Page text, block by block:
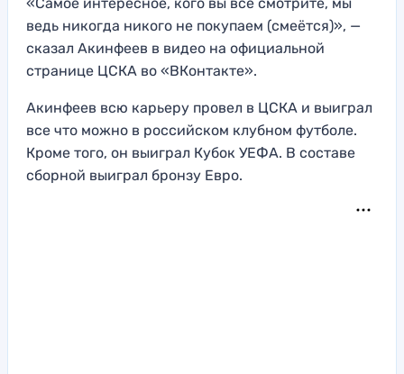
«Самое интересное, кого вы всё смотрите, мы
ведь никогда никого не покупаем (смеётся)», —
сказал Акинфеев в видео на официальной
странице ЦСКА во «ВКонтакте».
Акинфеев всю карьеру провел в ЦСКА и выиграл
все что можно в российском клубном футболе.
Кроме того, он выиграл Кубок УЕФА. В составе
сборной выиграл бронзу Евро.